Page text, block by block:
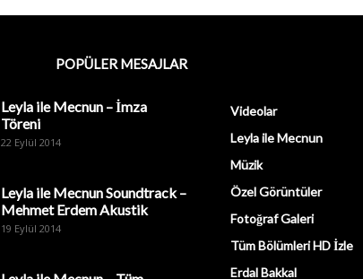
POPÜLER MESAJLAR
Leyla ile Mecnun – İmza
Töreni
22 Eylül 2014
Leyla ile Mecnun Soundtrack –
Mehmet Erdem Akustik
19 Eylül 2014
Videolar
Leyla ile Mecnun
Müzik
Özel Görüntüler
Fotoğraf Galeri
Tüm Bölümleri HD İzle
Erdal Bakkal